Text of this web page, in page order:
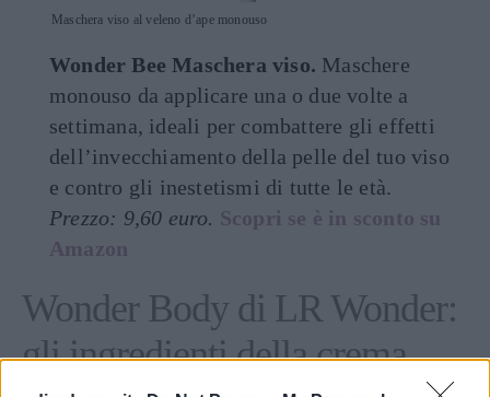
Maschera viso al veleno d’ape monouso
Wonder Bee Maschera viso. Maschere
monouso da applicare una o due volte a
settimana, ideali per combattere gli effetti
dell’invecchiamento della pelle del tuo viso
e contro gli inestetismi di tutte le età.
Prezzo: 9,60 euro. Scopri se è in sconto su
Amazon
Wonder Body di LR Wonder:
gli ingredienti della crema